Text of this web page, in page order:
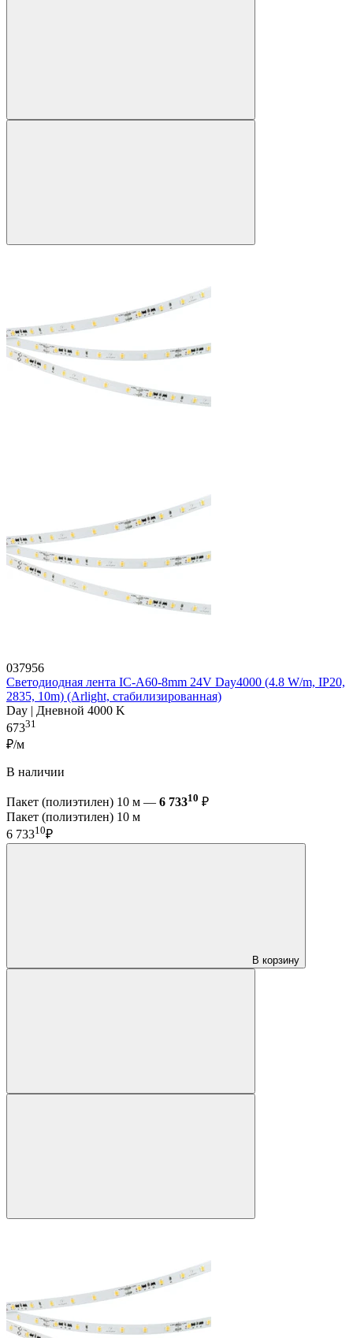
037956
Светодиодная лента IC-A60-8mm 24V Day4000 (4.8 W/m, IP20,
2835, 10m) (Arlight, стабилизированная)
Day | Дневной 4000 K
67331
₽/м
В наличии
Пакет (полиэтилен) 10 м — 6 73310 ₽
Пакет (полиэтилен) 10 м
6 73310₽
В корзину